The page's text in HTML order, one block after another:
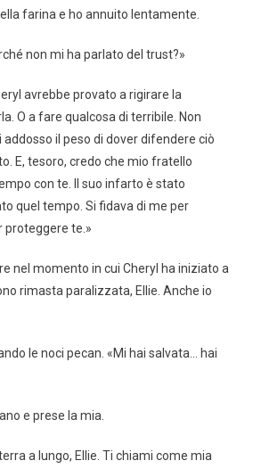
farina e ho annuito lentamente.
non mi ha parlato del trust?»
avrebbe provato a rigirare la
O a fare qualcosa di terribile. Non
il peso di dover difendere ciò
E, tesoro, credo che mio fratello
con te. Il suo infarto è stato
quel tempo. Si fidava di me per
te.»
nel momento in cui Cheryl ha iniziato a
rimasta paralizzata, Ellie. Anche io
le noci pecan. «Mi hai salvata… hai
e prese la mia.
a lungo, Ellie. Ti chiami come mia